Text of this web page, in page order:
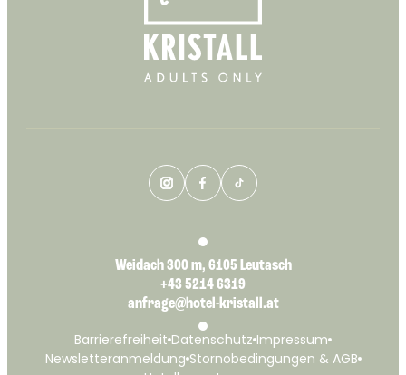
--
Weidach 300 m, 6105 Leutasch
+43 5214 6319
anfrage@hotel-kristall.at
Barrierefreiheit Datenschutz Impressum
Newsletteranmeldung Stornobedingungen & AGB